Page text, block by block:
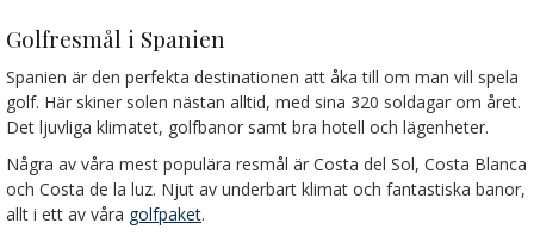
Golfresmål i Spanien
Spanien är den perfekta destinationen att åka till om man vill spela
golf. Här skiner solen nästan alltid, med sina 320 soldagar om året.
Det ljuvliga klimatet, golfbanor samt bra hotell och lägenheter.
Några av våra mest populära resmål är Costa del Sol, Costa Blanca
och Costa de la luz. Njut av underbart klimat och fantastiska banor,
allt i ett av våra golfpaket.